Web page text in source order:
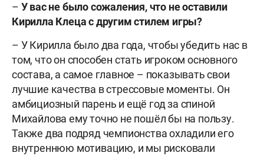
– У вас не было сожаления, что не оставили
Кирилла Клеца с другим стилем игры?
– У Кирилла было два года, чтобы убедить нас в
том, что он способен стать игроком основного
состава, а самое главное – показывать свои
лучшие качества в стрессовые моменты. Он
амбициозный парень и ещё год за спиной
Михайлова ему точно не пошёл бы на пользу.
Также два подряд чемпионства охладили его
внутреннюю мотивацию, и мы рисковали